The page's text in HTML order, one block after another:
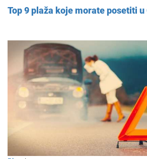
Top 9 plaža koje morate posetiti